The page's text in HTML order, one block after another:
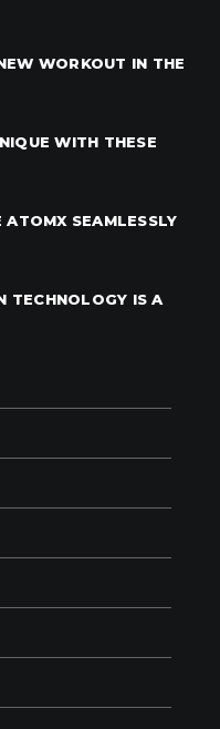
WORKOUT IN THE
WITH THESE
SEAMLESSLY
TECHNOLOGY IS A